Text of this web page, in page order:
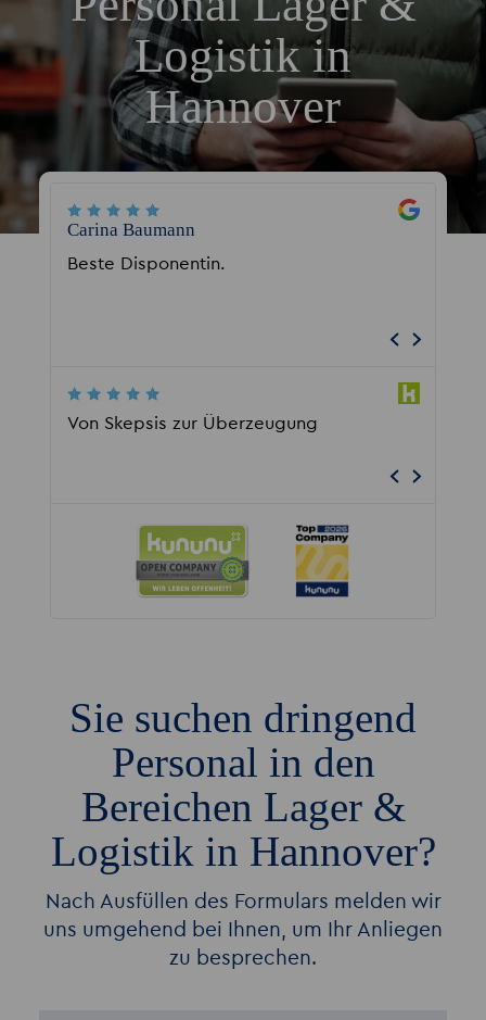
Logistik in
Hannover
Carina Baumann
Beste Disponentin.
Patricia
Von Skepsis zur Überzeugung
Sie suchen dringend
Personal in den
Bereichen Lager &
Logistik in Hannover?
Nach Ausfüllen des Formulars melden wir
uns umgehend bei Ihnen, um Ihr Anliegen
zu besprechen.